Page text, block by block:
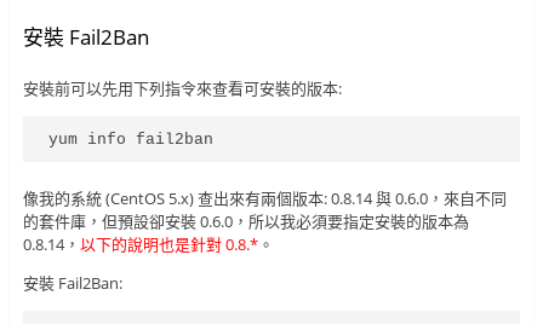
安裝 Fail2Ban
安裝前可以先用下列指令來查看可安裝的版本:
yum info fail2ban
像我的系統 (CentOS 5.x) 查出來有兩個版本: 0.8.14 與 0.6.0，來自不同
的套件庫，但預設卻安裝 0.6.0，所以我必須要指定安裝的版本為
0.8.14， 以下的說明也是針對 0.8.*。
安裝 Fail2Ban: